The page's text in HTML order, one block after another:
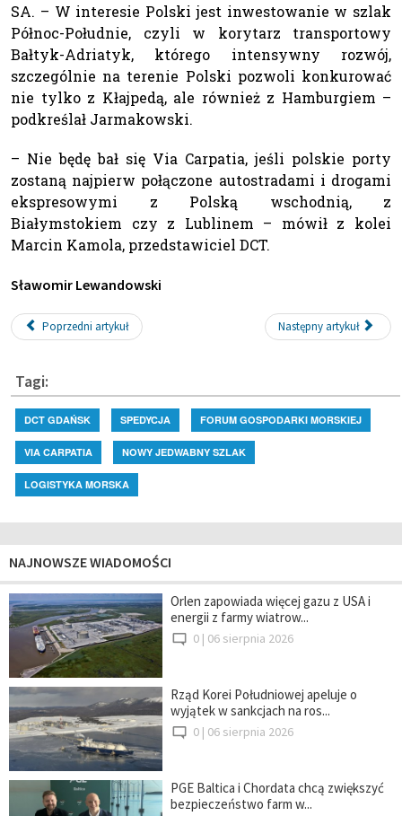
SA. – W interesie Polski jest inwestowanie w szlak
Północ-Południe, czyli w korytarz transportowy
Bałtyk-Adriatyk, którego intensywny rozwój,
szczególnie na terenie Polski pozwoli konkurować
nie tylko z Kłajpedą, ale również z Hamburgiem –
podkreślał Jarmakowski.
– Nie będę bał się Via Carpatia, jeśli polskie porty
zostaną najpierw połączone autostradami i drogami
ekspresowymi z Polską wschodnią, z
Białymstokiem czy z Lublinem – mówił z kolei
Marcin Kamola, przedstawiciel DCT.
Sławomir Lewandowski
Poprzedni artykuł Następny artykuł
Tagi:
DCT GDAŃSK SPEDYCJA FORUM GOSPODARKI MORSKIEJ
VIA CARPATIA NOWY JEDWABNY SZLAK
LOGISTYKA MORSKA
NAJNOWSZE WIADOMOŚCI
Orlen zapowiada więcej gazu z USA i
energii z farmy wiatrow...
0 | 06 sierpnia 2026
Rząd Korei Południowej apeluje o
wyjątek w sankcjach na ros...
0 | 06 sierpnia 2026
PGE Baltica i Chordata chcą zwiększyć
bezpieczeństwo farm w...